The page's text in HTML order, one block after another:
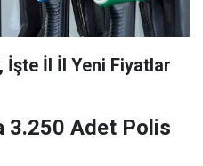
İl İl Yeni Fiyatlar
3.250 Adet Polis